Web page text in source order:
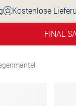
Kostenlose
FINAL